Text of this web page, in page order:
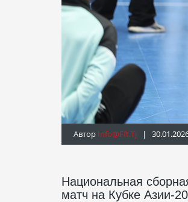
Автор Info@fft.tj |
Национальная
матч на Кубке Азии-